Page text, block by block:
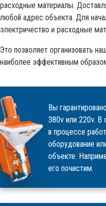
расходные материалы.
любой адрес объекта. Для
электричество и расходные
Это позволяет организовать
наиболее эффективным
Вы
380v или 220v. В
в процессе
оборудование
объекте.
его почистим.